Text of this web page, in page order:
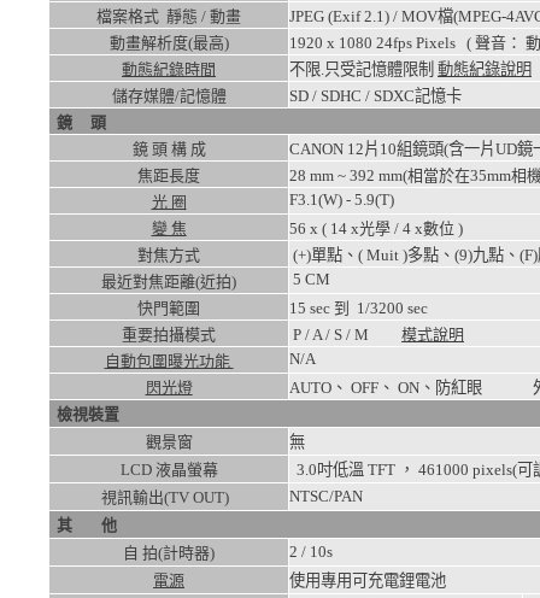
檔案格式 靜態 / 動畫
JPEG (Exif 2.1) / MOV檔(MPEG-
動畫解析度(最高)
1920 x 1080 24fps Pixels ( 聲音：
動態紀錄時間
不限.只受記憶體限制 動態紀錄說明
儲存媒體/記憶體
SD / SDHC / SDXC記憶卡
鏡 頭
鏡 頭 構 成
CANON 12片10組鏡頭(含一片UD
焦距長度
28 mm ~ 392 mm(相當於在35mm相
光 圈
F3.1(W) - 5.9(T)
變 焦
56 x ( 14 x光學 / 4 x數位 )
對焦方式
(+)單點、( Muit )多點、(9)九點、
最近對焦距離(近拍)
5 CM
快門範圍
15 sec 到 1/3200 sec
重要拍攝模式
P / A / S / M
模式說明
自動包圍曝光功能
N/A
閃光燈
AUTO、 OFF、 ON、防紅眼 外
檢視裝置
觀景窗
無
LCD 液晶螢幕
3.0吋低溫 TFT ， 461000 pixels(可
視訊輸出(TV OUT)
NTSC/PAN
其 他
自 拍(計時器)
2 / 10s
電源
使用專用可充電鋰電池